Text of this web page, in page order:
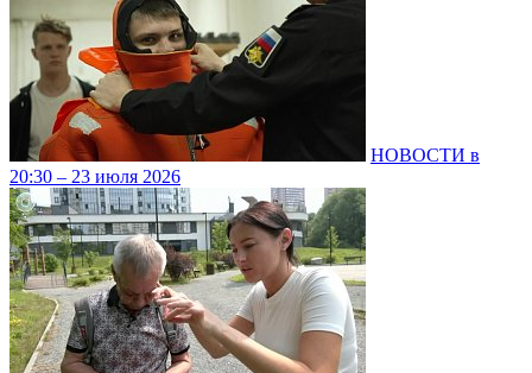
НОВОСТИ в
20:30 – 23 июля 2026